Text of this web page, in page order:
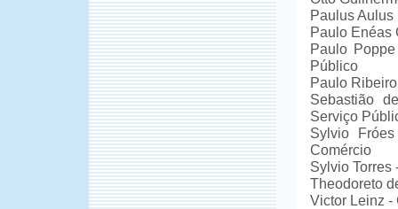
Paulus
Paulo Enéas
Paulo
Público
Paulo
Sebastião
Serviço
Sylvio
Comércio
Sylvio Torres
Theodoreto
Victor Leinz -